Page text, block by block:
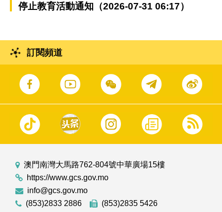
停止教育活動通知（2026-07-31 06:17）
訂閱頻道
澳門南灣大馬路762-804號中華廣場15樓
https://www.gcs.gov.mo
info@gcs.gov.mo
(853)2833 2886
(853)2835 5426